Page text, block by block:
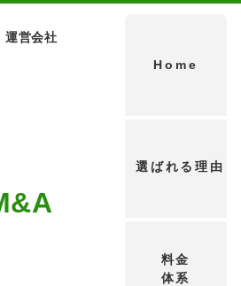
運営会社
Home
選ばれる理由
料金
体系